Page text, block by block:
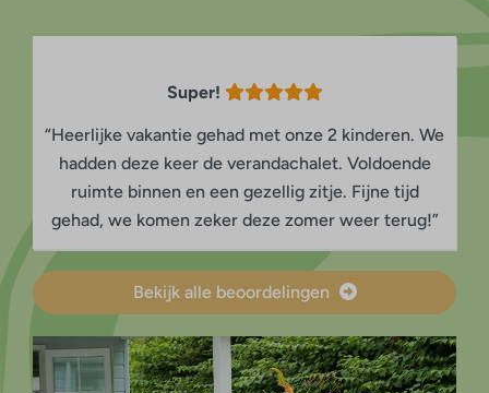
Super!
“Heerlijke vakantie gehad met onze 2 kinderen. We
hadden deze keer de verandachalet. Voldoende
ruimte binnen en een gezellig zitje. Fijne tijd
gehad, we komen zeker deze zomer weer terug!”
Bekijk alle beoordelingen